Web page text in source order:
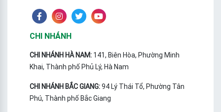
CHI NHÁNH
CHI NHÁNH HÀ NAM: 141, Biên Hòa, Phường Minh
Khai, Thành phố Phủ Lý, Hà Nam
CHI NHÁNH BẮC GIANG:94 Lý Thái Tổ, Phường Tân
Phú, Thành phố Bắc Giang